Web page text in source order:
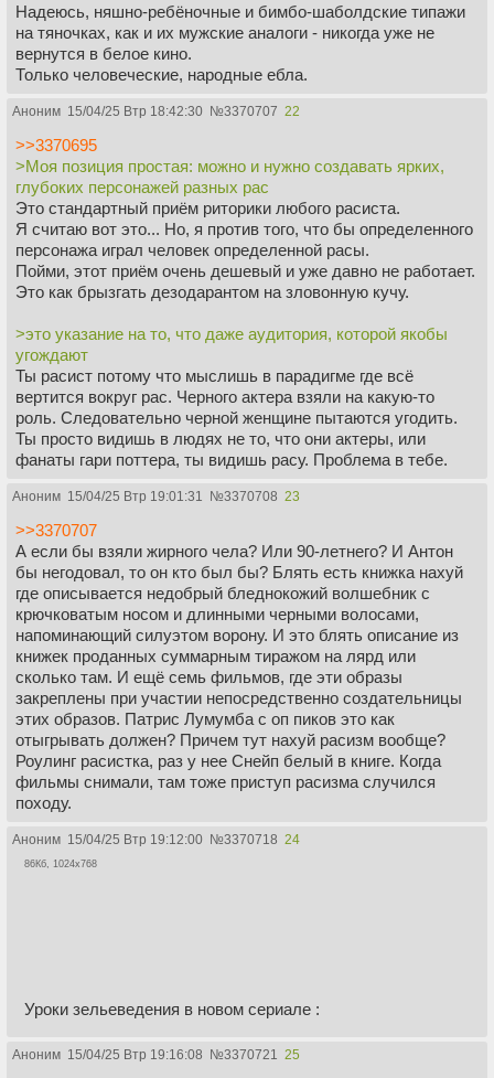
Надеюсь, няшно-ребёночные и бимбо-шаболдские типажи
на тяночках, как и их мужские аналоги - никогда уже не
вернутся в белое кино.
Только человеческие, народные ебла.
Аноним 15/04/25 Втр 18:42:30 №3370707 22
>>3370695
>Моя позиция простая: можно и нужно создавать ярких,
глубоких персонажей разных рас
Это стандартный приём риторики любого расиста.
Я считаю вот это... Но, я против того, что бы определенного
персонажа играл человек определенной расы.
Пойми, этот приём очень дешевый и уже давно не работает.
Это как брызгать дезодарантом на зловонную кучу.
>это указание на то, что даже аудитория, которой якобы
угождают
Ты расист потому что мыслишь в парадигме где всё
вертится вокруг рас. Черного актера взяли на какую-то
роль. Следовательно черной женщине пытаются угодить.
Ты просто видишь в людях не то, что они актеры, или
фанаты гари поттера, ты видишь расу. Проблема в тебе.
Аноним 15/04/25 Втр 19:01:31 №3370708 23
>>3370707
А если бы взяли жирного чела? Или 90-летнего? И Антон
бы негодовал, то он кто был бы? Блять есть книжка нахуй
где описывается недобрый бледнокожий волшебник с
крючковатым носом и длинными черными волосами,
напоминающий силуэтом ворону. И это блять описание из
книжек проданных суммарным тиражом на лярд или
сколько там. И ещё семь фильмов, где эти образы
закреплены при участии непосредственно создательницы
этих образов. Патрис Лумумба с оп пиков это как
отыгрывать должен? Причем тут нахуй расизм вообще?
Роулинг расистка, раз у нее Снейп белый в книге. Когда
фильмы снимали, там тоже приступ расизма случился
походу.
Аноним 15/04/25 Втр 19:12:00 №3370718 24
86Кб, 1024x768
Уроки зельеведения в новом сериале :
Аноним 15/04/25 Втр 19:16:08 №3370721 25